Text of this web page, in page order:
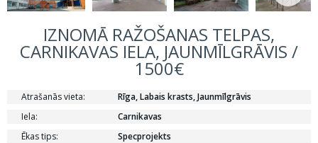
IZNOMĀ RAŽOŠANAS TELPAS,
CARNIKAVAS IELA, JAUNMĪLGRĀVIS /
1500€
Atrašanās vieta:
Rīga, Labais krasts, Jaunmīlgrāvis
Iela:
Carnikavas
Ēkas tips:
Specprojekts